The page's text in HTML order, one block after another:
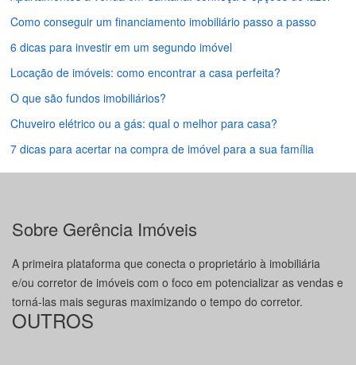
Como conseguir um financiamento imobiliário passo a passo
6 dicas para investir em um segundo imóvel
Locação de imóveis: como encontrar a casa perfeita?
O que são fundos imobiliários?
Chuveiro elétrico ou a gás: qual o melhor para casa?
7 dicas para acertar na compra de imóvel para a sua família
Sobre Gerência Imóveis
A primeira plataforma que conecta o proprietário à imobiliária
e/ou corretor de imóveis com o foco em potencializar as vendas e
torná-las mais seguras maximizando o tempo do corretor.
OUTROS